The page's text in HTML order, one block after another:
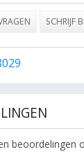
SCHRIJF
beoordelingen